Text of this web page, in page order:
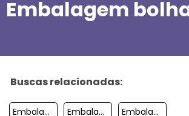
Embalagem
Buscas relacionadas:
Embalagem Para Escada Embalagem Para Terno Embalagem Para Alimentos Laminados